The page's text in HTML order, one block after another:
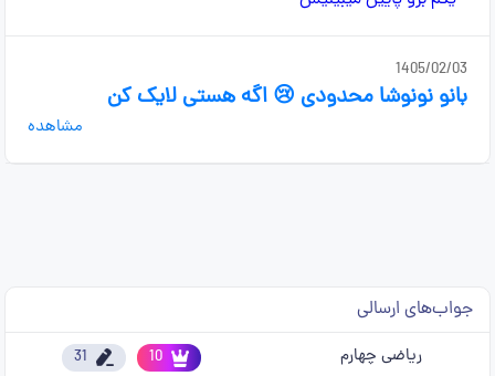
1405/02/03
بانو نونوشا محدودی 😢 اگه هستی لایک کن
مشاهده
جواب‌های ارسالی
ریاضی چهارم 10
31